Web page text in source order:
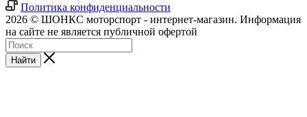
Политика конфиденциальности
2026 © ШОНКС моторспорт - интернет-магазин. Информация
на сайте не является публичной офертой
Найти